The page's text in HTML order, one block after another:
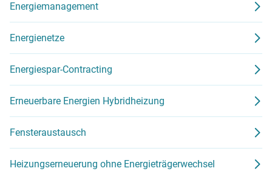
Energiemanagement
Energienetze
Energiespar-Contracting
Erneuerbare Energien Hybridheizung
Fensteraustausch
Heizungserneuerung ohne Energieträgerwechsel